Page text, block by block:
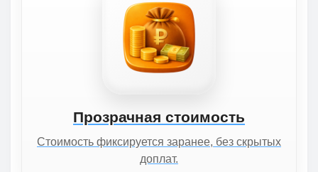
Прозрачная стоимость
Стоимость фиксируется заранее, без скрытых
доплат.